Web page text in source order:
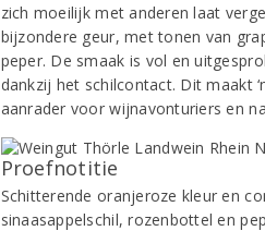
zich moeilijk met anderen laat
bijzondere geur, met tonen van
peper. De smaak is vol en
dankzij het schilcontact. Dit maakt
aanrader voor wijnavonturiers en
Proefnotitie
Schitterende oranjeroze kleur en
sinaasappelschil, rozenbottel en